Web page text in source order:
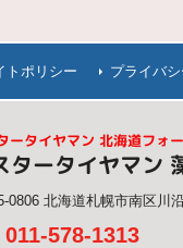
トポリシー プライバ
ータイヤマン 北海道フォ
タータイヤマン
0806 北海道札幌市南区川
011-578-1313